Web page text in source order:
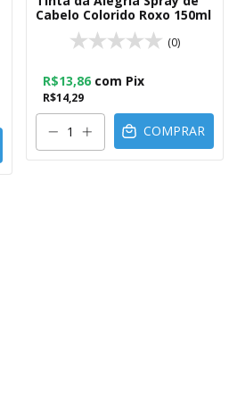
Cabelo Colorido Roxo 150ml
(0)
R$14,29
R$13,86 com Pix
COMPRAR